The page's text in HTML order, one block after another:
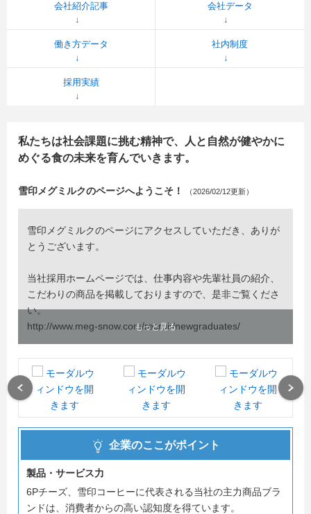
会社紹介記事 会社データ
働き方データ 社内制度
採用実績
私たちは社会課題に挑む精神で、人と自然が健やかに
めぐる食の未来を育んでいきます。
雪印メグミルクのページへようこそ！ （2026/02/12更新）
雪印メグミルクのページにアクセスしていただき、ありが
とうございます。
当社採用ホームページでは、仕事内容や先輩社員の紹介、
こだわりの商品を掲載しておりますので、是非ご覧くださ
い。
http://www.meg-snow.com/recruit/newgraduates/
雪印メグミルク(株) 採用担当
もっと見る
企業のここがポイント
製品・サービス力
6Pチーズ、雪印コーヒーに代表される当社の主力商品ブラ
ンドは、消費者からの高い認知度を得ています。